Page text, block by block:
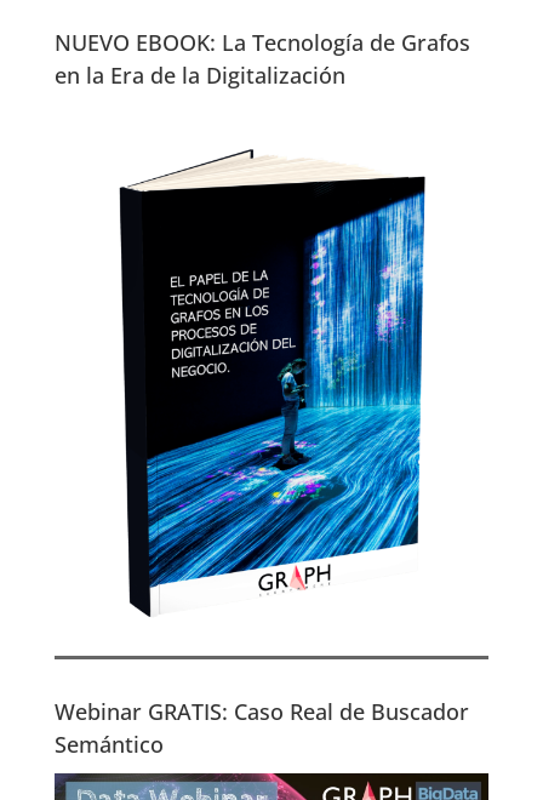
NUEVO EBOOK: La Tecnología de Grafos
en la Era de la Digitalización
Webinar GRATIS: Caso Real de Buscador
Semántico